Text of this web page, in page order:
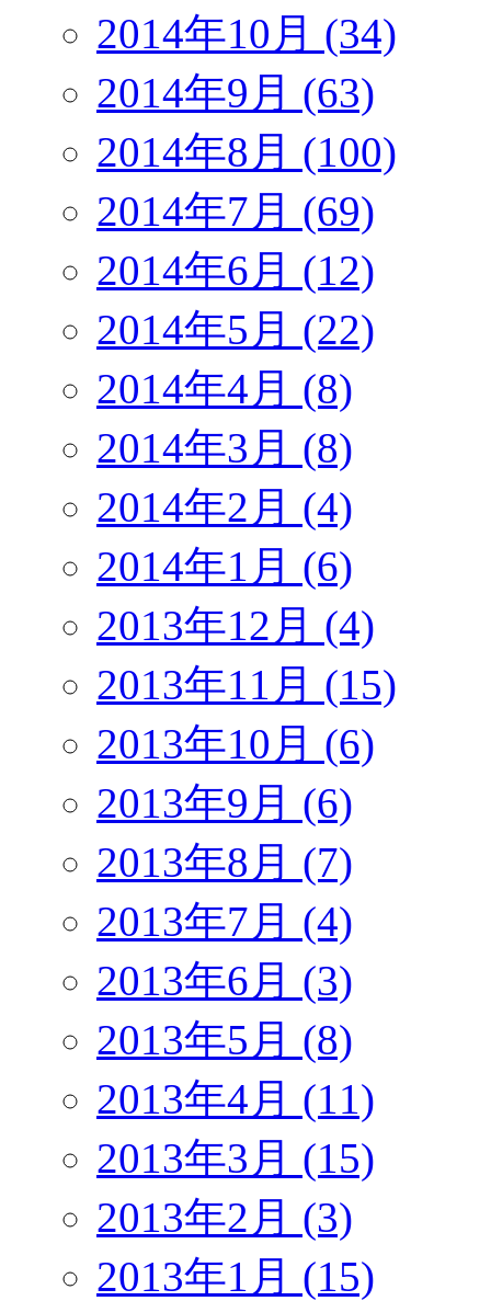
2014年10月 (34)
2014年9月 (63)
2014年8月 (100)
2014年7月 (69)
2014年6月 (12)
2014年5月 (22)
2014年4月 (8)
2014年3月 (8)
2014年2月 (4)
2014年1月 (6)
2013年12月 (4)
2013年11月 (15)
2013年10月 (6)
2013年9月 (6)
2013年8月 (7)
2013年7月 (4)
2013年6月 (3)
2013年5月 (8)
2013年4月 (11)
2013年3月 (15)
2013年2月 (3)
2013年1月 (15)